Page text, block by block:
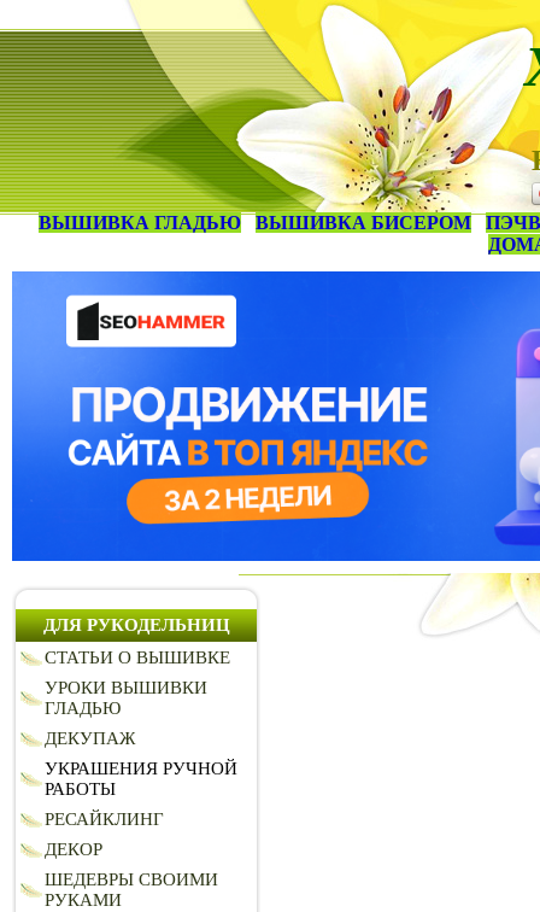
ВЫШИВКА ГЛАДЬЮ ВЫШИВКА БИСЕРОМ
ДЛЯ РУКОДЕЛЬНИЦ
СТАТЬИ О ВЫШИВКЕ
УРОКИ ВЫШИВКИ
ГЛАДЬЮ
ДЕКУПАЖ
УКРАШЕНИЯ РУЧНОЙ
РАБОТЫ
РЕСАЙКЛИНГ
ДЕКОР
ШЕДЕВРЫ СВОИМИ
РУКАМИ